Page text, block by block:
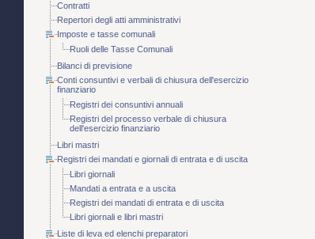
Contratti
Repertori degli atti amministrativi
Imposte e tasse comunali
Ruoli delle Tasse Comunali
Bilanci di previsione
Conti consuntivi e verbali di chiusura dell'esercizio
finanziario
Registri dei consuntivi annuali
Registri del processo verbale di chiusura
dell'esercizio finanziario
Libri mastri
Registri dei mandati e giornali di entrata e di uscita
Libri giornali
Mandati a entrata e a uscita
Registri dei mandati di entrata e di uscita
Libri giornali e libri mastri
Liste di leva ed elenchi preparatori